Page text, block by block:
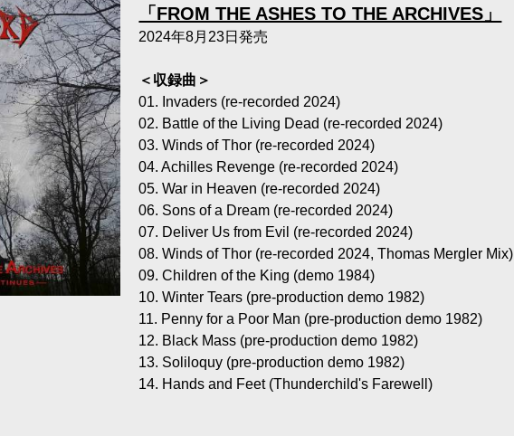
「FROM THE ASHES TO THE ARCHIVES」
2024年8月23日発売
＜収録曲＞
01. Invaders (re-recorded 2024)
02. Battle of the Living Dead (re-recorded 2024)
03. Winds of Thor (re-recorded 2024)
04. Achilles Revenge (re-recorded 2024)
05. War in Heaven (re-recorded 2024)
06. Sons of a Dream (re-recorded 2024)
07. Deliver Us from Evil (re-recorded 2024)
08. Winds of Thor (re-recorded 2024, Thomas Mergler Mix)
09. Children of the King (demo 1984)
10. Winter Tears (pre-production demo 1982)
11. Penny for a Poor Man (pre-production demo 1982)
12. Black Mass (pre-production demo 1982)
13. Soliloquy (pre-production demo 1982)
14. Hands and Feet (Thunderchild's Farewell)